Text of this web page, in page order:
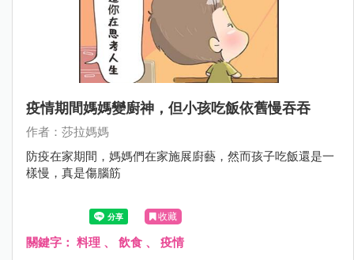
疫情期間媽媽變廚神，但小孩吃飯依舊慢吞吞
作者：莎拉媽媽
防疫在家期間，媽媽們在家施展廚藝，然而孩子吃飯還是一
樣慢，真是傷腦筋
收藏
關鍵字： 料理 、 飲食 、 疫情